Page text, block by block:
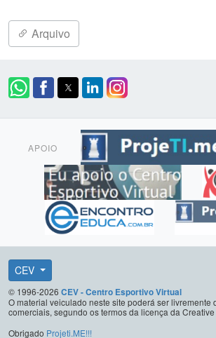
Arquivo
APOIO
CEV
© 1996-2026 CEV - Centro Esportivo Virtual
O material veiculado neste site poderá ser livremente
comerciais, segundo os termos da licença da
Obrigado Projeti.ME!!!